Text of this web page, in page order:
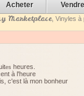
Acheter Vendre
Marketplace, Vinyles à
es heures.
à l'heure
c'est là mon bonheur